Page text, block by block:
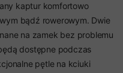
kaptur komfortowo
bądź rowerowym. Dwie
na zamek bez problemu
dostępne podczas
pętle na kciuki